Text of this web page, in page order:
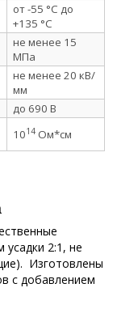
от -55 °C до
+135 °C
не менее 15
МПа
не менее 20 кВ/
мм
до 690 В
1014 Ом*см
2:1, не
Изготовлены
с добавлением